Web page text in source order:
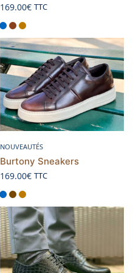
169.00€ TTC
Choix des options
NOUVEAUTÉS
Burtony Sneakers
169.00€ TTC